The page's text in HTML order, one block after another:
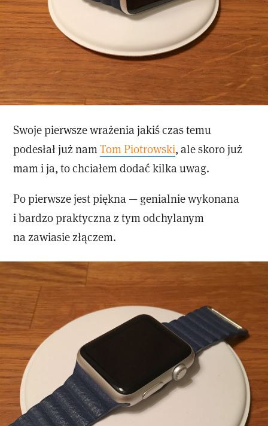
Swoje pierwsze wrażenia jakiś czas temu
podesłał już namTom Piotrowski, ale skoro już
mam i ja, to chciałem dodać kilka uwag.
Po pierwsze jest piękna — genialnie wykonana
i bardzo praktyczna z tym odchylanym
na zawiasie złączem.